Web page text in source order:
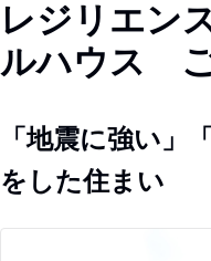
レジリエン
ルハウス
「地震に強い」
をした住まい